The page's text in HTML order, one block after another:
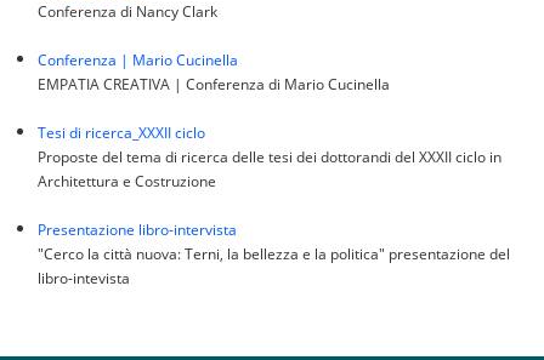
Conferenza di Nancy Clark
Conferenza | Mario Cucinella
EMPATIA CREATIVA | Conferenza di Mario Cucinella
Tesi di ricerca_XXXII ciclo
Proposte del tema di ricerca delle tesi dei dottorandi del XXXII ciclo in
Architettura e Costruzione
Presentazione libro-intervista
"Cerco la città nuova: Terni, la bellezza e la politica" presentazione del
libro-intevista